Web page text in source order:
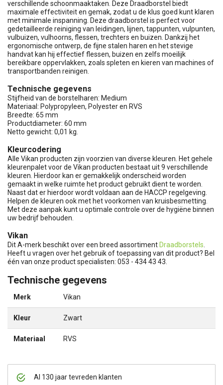
Al 130 jaar tevreden klanten
verschillende schoonmaaktaken. Deze Draadborstel biedt
maximale effectiviteit en gemak, zodat u de klus goed kunt klaren
met minimale inspanning. Deze draadborstel is perfect voor
gedetailleerde reiniging van leidingen, lijnen, tappunten, vulpunten,
vulbuizen, vulhoorns, flessen, trechters en buizen. Dankzij het
ergonomische ontwerp, de fijne stalen haren en het stevige
handvat kan hij effectief flessen, buizen en zelfs moeilijk
bereikbare oppervlakken, zoals spleten en kieren van machines of
transportbanden reinigen.
Technische gegevens
Stijfheid van de borstelharen: Medium
Materiaal: Polypropyleen, Polyester en RVS
Breedte: 65 mm
Productdiameter: 60 mm
Netto gewicht: 0,01 kg.
Kleurcodering
Alle Vikan producten zijn voorzien van diverse kleuren. Het gehele
kleurenpalet voor de Vikan producten bestaat uit 9 verschillende
kleuren. Hierdoor kan er gemakkelijk onderscheid worden
gemaakt in welke ruimte het product gebruikt dient te worden.
Naast dat er hierdoor wordt voldaan aan de HACCP regelgeving.
Helpen de kleuren ook met het voorkomen van kruisbesmetting.
Met deze aanpak kunt u optimale controle over de hygiëne binnen
uw bedrijf behouden.
Vikan
Dit A-merk beschikt over een breed assortiment Draadborstels
Heeft u vragen over het gebruik of toepassing van dit product? Bel
één van onze product specialisten: 053 - 434 43 43.
Technische gegevens
Merk Vikan
Kleur Zwart
Materiaal RVS